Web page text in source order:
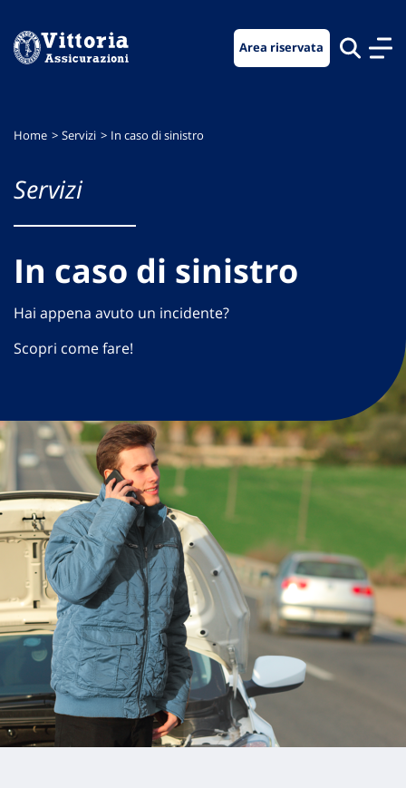
menu
contenuto
footer
Area riservata
Home Servizi In caso di sinistro
Servizi
In caso di sinistro
Hai appena avuto un incidente?
Scopri come fare!